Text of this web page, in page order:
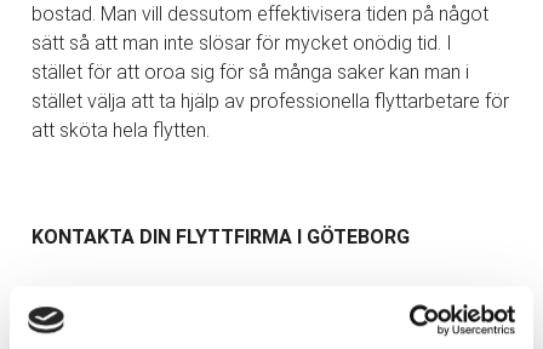
bostad. Man vill dessutom effektivisera tiden på något
sätt så att man inte slösar för mycket onödig tid. I
stället för att oroa sig för så många saker kan man i
stället välja att ta hjälp av professionella flyttarbetare för
att sköta hela flytten.
KONTAKTA DIN FLYTTFIRMA I GÖTEBORG
Om man inte har tid att utföra flytten själv så är
det mer gynnsamt att ta kontakt med en flyttfirma. Dels